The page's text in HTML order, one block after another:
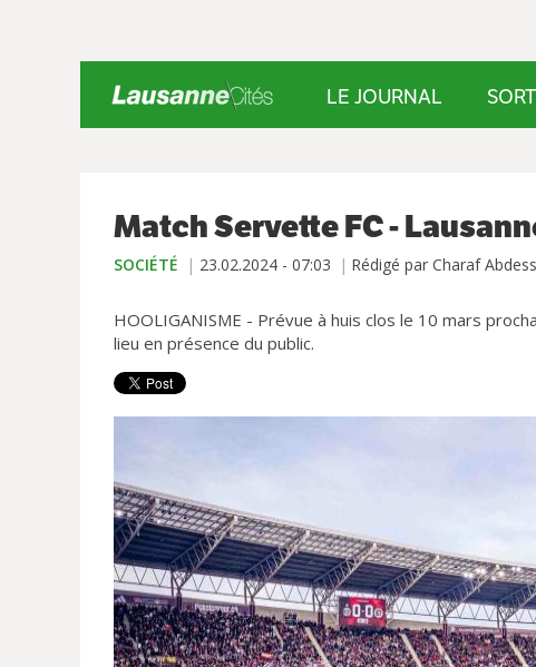
LE JOURNAL
Match Servette FC -
SOCIÉTÉ 23.02.2024 - 07:03 Rédigé par Charaf
HOOLIGANISME - Prévue à huis clos le 10 mars
lieu en présence du public.